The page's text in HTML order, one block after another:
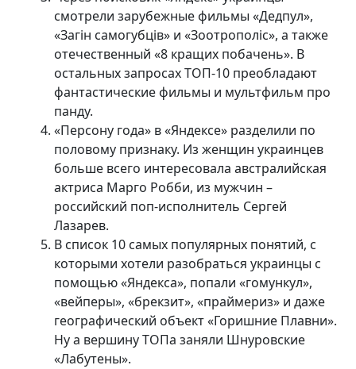
смотрели зарубежные фильмы «Дедпул»,
«Загін самогубців» и «Зоотрополіс», а также
отечественный «8 кращих побачень». В
остальных запросах ТОП-10 преобладают
фантастические фильмы и мультфильм про
панду.
«Персону года» в «Яндексе» разделили по
половому признаку. Из женщин украинцев
больше всего интересовала австралийская
актриса Марго Робби, из мужчин –
российский поп-исполнитель Сергей
Лазарев.
В список 10 самых популярных понятий, с
которыми хотели разобраться украинцы с
помощью «Яндекса», попали «гомункул»,
«вейперы», «брекзит», «праймериз» и даже
географический объект «Горишние Плавни».
Ну а вершину ТОПа заняли Шнуровские
«Лабутены».